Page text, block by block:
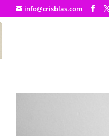
info@crisblas.com